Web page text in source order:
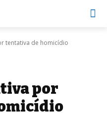
tentativa de homicídio
por